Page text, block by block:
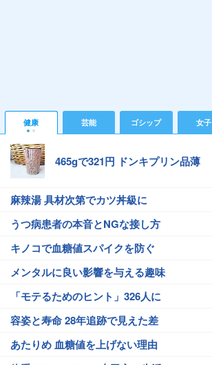
健康 芸能 ゴシップ 女子
465gで321円 ドンキプリン品薄
麻辣湯 具材次第でカツ丼級に
うつ病患者の本音とNGな接し方
キノコで血糖値スパイクを防ぐ
メンタルに良い影響を与える趣味
「モテるためのヒント」326人に
容姿と寿命 28年追跡で見えた差
あたりめ 血糖値を上げない理由